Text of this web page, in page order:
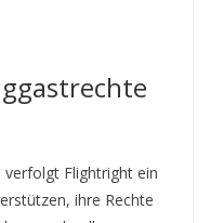
verfolgt Flightright ein
ihre Rechte